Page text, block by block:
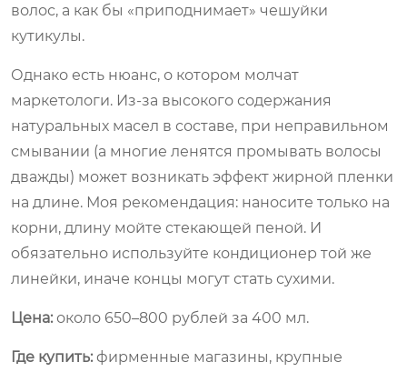
волос, а как бы «приподнимает» чешуйки
кутикулы.
Однако есть нюанс, о котором молчат
маркетологи. Из-за высокого содержания
натуральных масел в составе, при неправильном
смывании (а многие ленятся промывать волосы
дважды) может возникать эффект жирной пленки
на длине. Моя рекомендация: наносите только на
корни, длину мойте стекающей пеной. И
обязательно используйте кондиционер той же
линейки, иначе концы могут стать сухими.
Цена: около 650–800 рублей за 400 мл.
Где купить: фирменные магазины, крупные